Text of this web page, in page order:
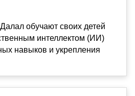
обучают своих детей
интеллектом (ИИ)
навыков и укрепления